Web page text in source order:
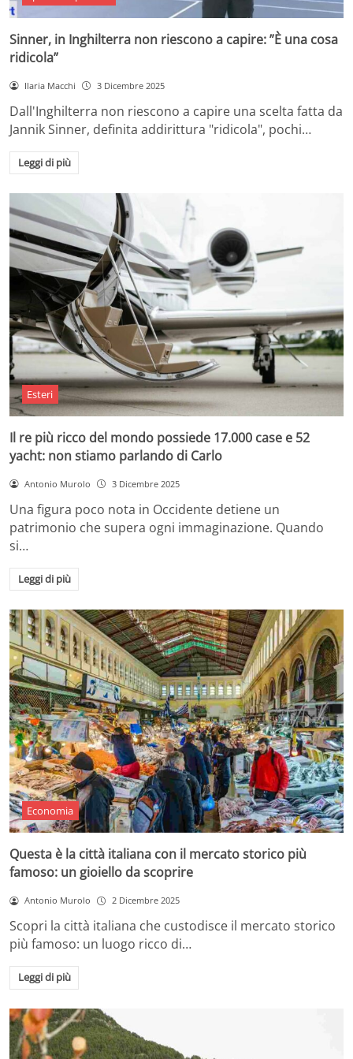
Sinner, in Inghilterra non riescono a capire: ”È una cosa
ridicola”
Ilaria Macchi 3 Dicembre 2025
Dall'Inghilterra non riescono a capire una scelta fatta da
Jannik Sinner, definita addirittura "ridicola", pochi…
Leggi di più
Esteri
Il re più ricco del mondo possiede 17.000 case e 52
yacht: non stiamo parlando di Carlo
Antonio Murolo 3 Dicembre 2025
Una figura poco nota in Occidente detiene un
patrimonio che supera ogni immaginazione. Quando
si…
Leggi di più
Economia
Questa è la città italiana con il mercato storico più
famoso: un gioiello da scoprire
Antonio Murolo 2 Dicembre 2025
Scopri la città italiana che custodisce il mercato storico
più famoso: un luogo ricco di…
Leggi di più